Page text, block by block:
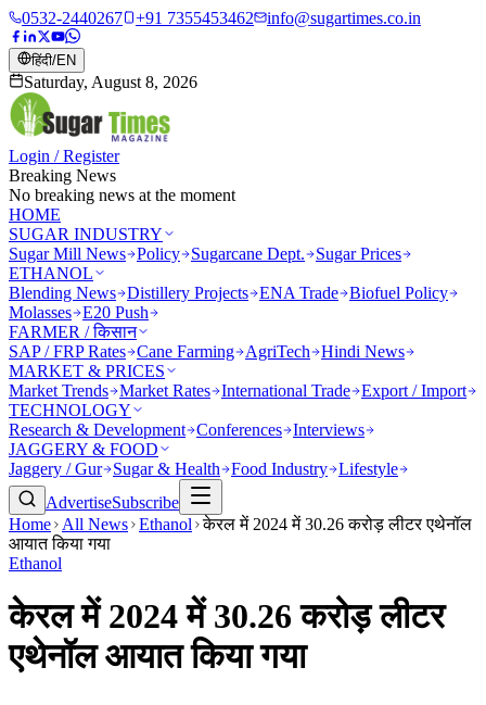
0532-2440267 +91 7355453462 info@sugartimes.co.in
हिंदी/EN
Saturday, August 8, 2026
Login / Register
Breaking News
No breaking news at the moment
HOME
SUGAR INDUSTRY
Sugar Mill News Policy Sugarcane Dept.
Sugar Prices
ETHANOL
Blending News Distillery Projects ENA Trade Biofuel Policy
Molasses E20 Push
FARMER / किसान
SAP / FRP Rates Cane Farming AgriTech
Hindi News
MARKET & PRICES
Market Trends Market Rates International Trade Export / Import
TECHNOLOGY
Research & Development Conferences Interviews
JAGGERY & FOOD
Jaggery / Gur
Sugar & Health Food Industry Lifestyle
AdvertiseSubscribe
Home
All News Ethanol
केरल में 2024 में 30.26 करोड़ लीटर एथेनॉल
आयात किया गया
Ethanol
केरल में 2024 में 30.26 करोड़ लीटर
एथेनॉल आयात किया गया